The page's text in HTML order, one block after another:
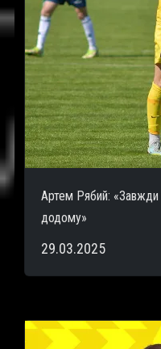
Артем Рябий: «Завжди
додому»
29.03.2025